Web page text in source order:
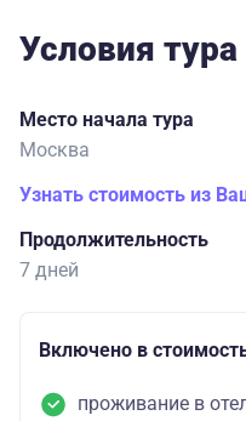
Условия тура
Место начала тура
Москва
Узнать стоимость из
Продолжительность
7 дней
Включено в
проживание в